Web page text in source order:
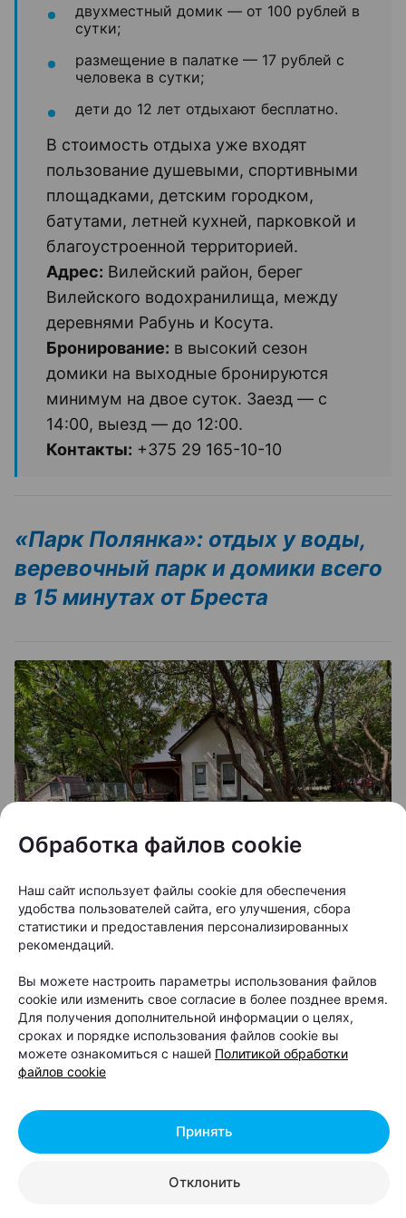
двухместный домик — от 100 рублей в
сутки;
размещение в палатке — 17 рублей с
человека в сутки;
дети до 12 лет отдыхают бесплатно.
В стоимость отдыха уже входят
пользование душевыми, спортивными
площадками, детским городком,
батутами, летней кухней, парковкой и
благоустроенной территорией.
Адрес: Вилейский район, берег
Вилейского водохранилища, между
деревнями Рабунь и Косута.
Бронирование: в высокий сезон
домики на выходные бронируются
минимум на двое суток. Заезд — с
14:00, выезд — до 12:00.
Контакты: +375 29 165-10-10
«Парк Полянка»: отдых у воды,
веревочный парк и домики всего
в 15 минутах от Бреста
Обработка файлов cookie
Наш сайт использует файлы cookie для обеспечения
удобства пользователей сайта, его улучшения, сбора
статистики и предоставления персонализированных
рекомендаций.
Вы можете настроить параметры использования файлов
cookie или изменить свое согласие в более позднее время.
Для получения дополнительной информации о целях,
сроках и порядке использования файлов cookie вы
можете ознакомиться с нашей Политикой обработки
файлов cookie
Отклонить
Принять